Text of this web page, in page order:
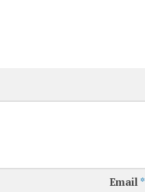
Email *